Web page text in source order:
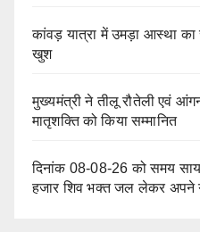
कांवड़ यात्रा में उमड़ा आस्था
खुश
मुख्यमंत्री ने तीलू रौतेली एवं
मातृशक्ति को किया सम्मानित
दिनांक 08-08-26 को समय
हजार शिव भक्त जल लेकर अपने